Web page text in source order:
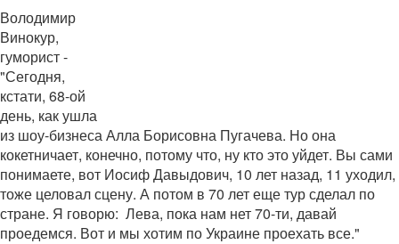
Володимир
Винокур,
гуморист -
"Сегодня,
кстати, 68-ой
день, как ушла
из шоу-бизнеса Алла Борисовна Пугачева. Но она
кокетничает, конечно, потому что, ну кто это уйдет. Вы сами
понимаете, вот Иосиф Давыдович, 10 лет назад, 11 уходил,
тоже целовал сцену. А потом в 70 лет еще тур сделал по
стране. Я говорю: Лева, пока нам нет 70-ти, давай
проедемся. Вот и мы хотим по Украине проехать все."